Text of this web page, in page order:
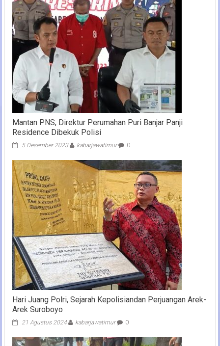
Mantan PNS, Direktur Perumahan Puri Banjar Panji
Residence Dibekuk Polisi
5 Desember 2023 kabarjawatimur 0
Hari Juang Polri, Sejarah Kepolisiandan Perjuangan Arek-
Arek Suroboyo
21 Agustus 2024 kabarjawatimur 0